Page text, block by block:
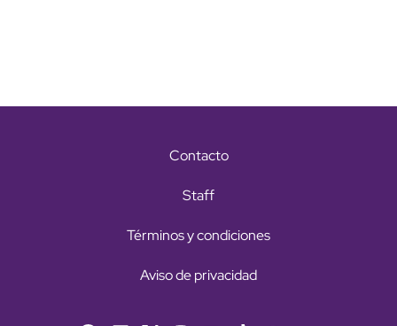
Contacto
Staff
Términos y condiciones
Aviso de privacidad